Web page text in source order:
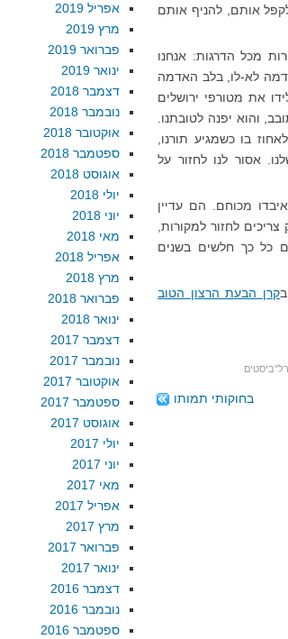
אותם, להניף אותם
מכל הדרגות: אנחנו
לא-לו, בלב האדמה
את מטורפי ירושלים
והוא יפנה לטובתנו.
בו כשמגיע תורנו,
אסור לנו לחזור על
מכוחם. הם עדיין
לחזור למקורות,
כל כך חלשים בשנים
קרן הבעת הרצון הטוב
רל"ביסטים
בחוקותי תמותו
אפריל 2019
מרץ 2019
פברואר 2019
ינואר 2019
דצמבר 2018
נובמבר 2018
אוקטובר 2018
ספטמבר 2018
אוגוסט 2018
יולי 2018
יוני 2018
מאי 2018
אפריל 2018
מרץ 2018
פברואר 2018
ינואר 2018
דצמבר 2017
נובמבר 2017
אוקטובר 2017
ספטמבר 2017
אוגוסט 2017
יולי 2017
יוני 2017
מאי 2017
אפריל 2017
מרץ 2017
פברואר 2017
ינואר 2017
דצמבר 2016
נובמבר 2016
ספטמבר 2016